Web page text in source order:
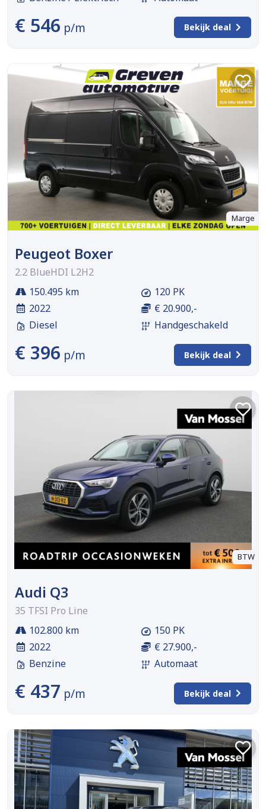
€ 546 p/m Bekijk deal
Marge
Peugeot Boxer
2.2 BlueHDI L2H2
150.495 km
2022
Diesel
120 PK
€ 20.900,-
Handgeschakeld
€ 396 p/m Bekijk deal
BTW
Audi Q3
35 TFSI Pro Line
102.800 km
2022
Benzine
150 PK
€ 27.900,-
Automaat
€ 437 p/m Bekijk deal